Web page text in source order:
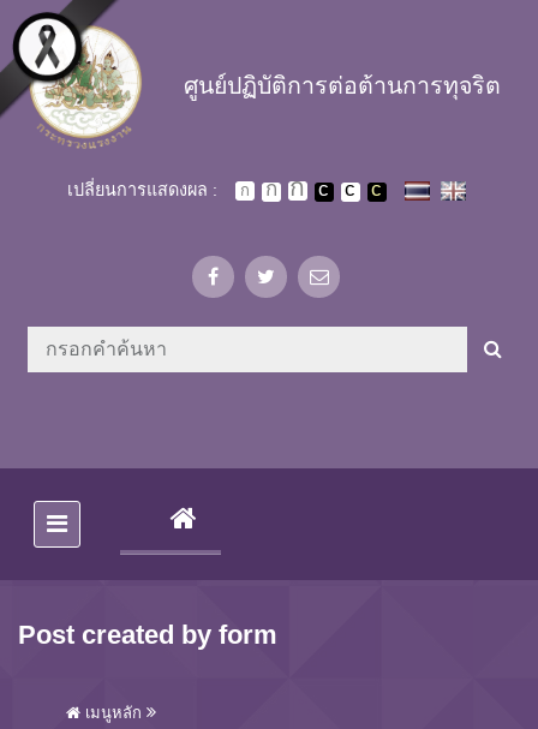
Skip to main content
ศูนย์ปฏิบัติการต่อต้านการทุจริต
เปลี่ยนการแสดงผล :
(CURRENT)
Post created by form
เมนูหลัก